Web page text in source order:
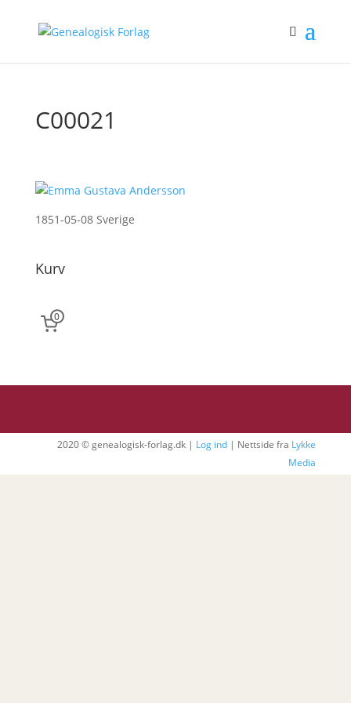
C00021
1851-05-08 Sverige
Kurv
0
2020 © genealogisk-forlag.dk | Log ind | Nettside fra Lykke
Media